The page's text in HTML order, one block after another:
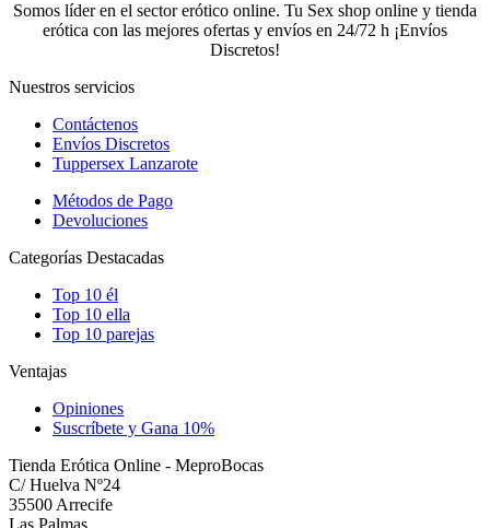
Somos líder en el sector erótico online. Tu Sex shop online y tienda
erótica con las mejores ofertas y envíos en 24/72 h ¡Envíos
Discretos!
Nuestros servicios
Contáctenos
Envíos Discretos
Tuppersex Lanzarote
Métodos de Pago
Devoluciones
Categorías Destacadas
Top 10 él
Top 10 ella
Top 10 parejas
Ventajas
Opiniones
Suscríbete y Gana 10%
Tienda Erótica Online - MeproBocas
C/ Huelva Nº24
35500 Arrecife